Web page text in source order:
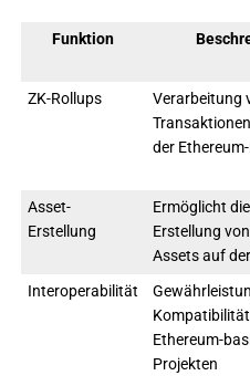
Funktion
ZK-Rollups
Verarbeitung
der
Asset-
Erstellung
Ermöglicht
Erstellung
Assets auf
Interoperabilität
Ethereum-
Projekten